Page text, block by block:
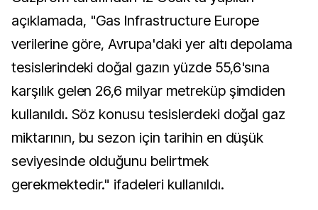
açıklamada, "Gas Infrastructure Europe
verilerine göre, Avrupa'daki yer altı depolama
tesislerindeki doğal gazın yüzde 55,6'sına
karşılık gelen 26,6 milyar metreküp şimdiden
kullanıldı. Söz konusu tesislerdeki doğal gaz
miktarının, bu sezon için tarihin en düşük
seviyesinde olduğunu belirtmek
gerekmektedir." ifadeleri kullanıldı.